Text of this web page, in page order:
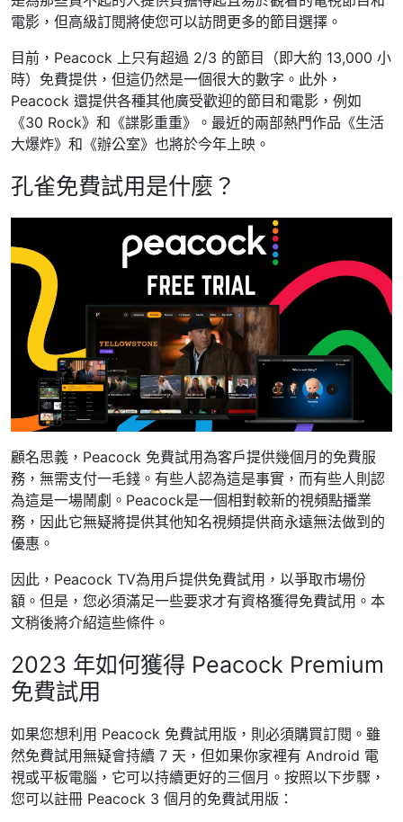
電影，但高級訂閱將使您可以訪問更多的節目選擇。
目前，Peacock 上只有超過 2/3 的節目（即大約 13,000 小
時）免費提供，但這仍然是一個很大的數字。此外，
Peacock 還提供各種其他廣受歡迎的節目和電影，例如
《30 Rock》和《諜影重重》。最近的兩部熱門作品《生活
大爆炸》和《辦公室》也將於今年上映。
孔雀免費試用是什麼？
顧名思義，Peacock 免費試用為客戶提供幾個月的免費服
務，無需支付一毛錢。有些人認為這是事實，而有些人則認
為這是一場鬧劇。Peacock是一個相對較新的視頻點播業
務，因此它無疑將提供其他知名視頻提供商永遠無法做到的
優惠。
因此，Peacock TV為用戶提供免費試用，以爭取市場份
額。但是，您必須滿足一些要求才有資格獲得免費試用。本
文稍後將介紹這些條件。
2023 年如何獲得 Peacock Premium
免費試用
如果您想利用 Peacock 免費試用版，則必須購買訂閱。雖
然免費試用無疑會持續 7 天，但如果你家裡有 Android 電
視或平板電腦，它可以持續更好的三個月。按照以下步驟，
您可以註冊 Peacock 3 個月的免費試用版：